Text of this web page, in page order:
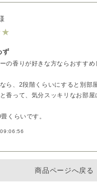
★
ず
の香りが好きな方ならおすすめ
ら、2段階くらいにすると別部
香って、気分スッキリなお部屋
くらいです。
商品ページへ戻る